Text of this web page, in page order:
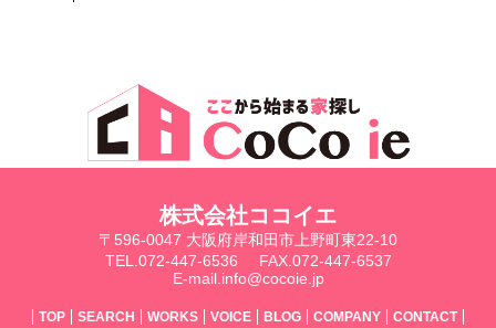
株式会社ココイエ
〒596-0047 大阪府岸和田市上野町東22-10
TEL.072-447-6536
FAX.072-447-6537
E-mail.info@cocoie.jp
TOP SEARCH WORKS VOICE BLOG COMPANY CONTACT